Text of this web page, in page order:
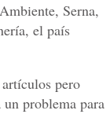
Serna,
el país
pero
problema para